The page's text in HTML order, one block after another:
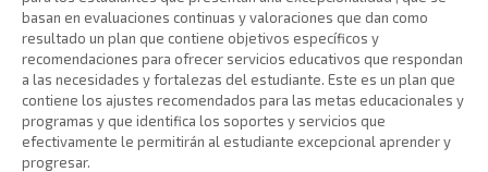
basan en evaluaciones continuas y valoraciones que dan como
resultado un plan que contiene objetivos específicos y
recomendaciones para ofrecer servicios educativos que respondan
a las necesidades y fortalezas del estudiante. Este es un plan que
contiene los ajustes recomendados para las metas educacionales y
programas y que identifica los soportes y servicios que
efectivamente le permitirán al estudiante excepcional aprender y
progresar.